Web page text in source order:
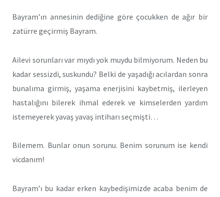
Bayram’ın annesinin dediğine göre çocukken de ağır bir
zatürre geçirmiş Bayram.
Ailevi sorunları var mıydı yok muydu bilmiyorum. Neden bu
kadar sessizdi, suskundu? Belki de yaşadığı acılardan sonra
bunalıma girmiş, yaşama enerjisini kaybetmiş, ilerleyen
hastalığını bilerek ihmal ederek ve kimselerden yardım
istemeyerek yavaş yavaş intiharı seçmişti…
Bilemem. Bunlar onun sorunu. Benim sorunum ise kendi
vicdanım!
Bayram’ı bu kadar erken kaybedişimizde acaba benim de